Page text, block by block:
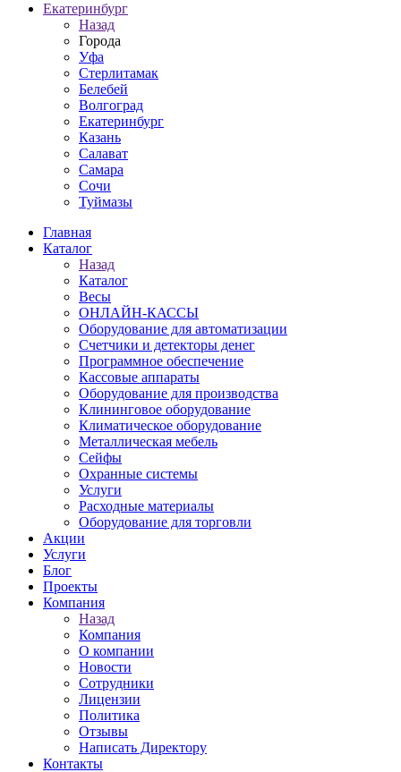
Екатеринбург
Назад
Города
Уфа
Стерлитамак
Белебей
Волгоград
Екатеринбург
Казань
Салават
Самара
Сочи
Туймазы
Главная
Каталог
Назад
Каталог
Весы
ОНЛАЙН-КАССЫ
Оборудование для автоматизации
Счетчики и детекторы денег
Программное обеспечение
Кассовые аппараты
Оборудование для производства
Клининговое оборудование
Климатическое оборудование
Металлическая мебель
Сейфы
Охранные системы
Услуги
Расходные материалы
Оборудование для торговли
Акции
Услуги
Блог
Проекты
Компания
Назад
Компания
О компании
Новости
Сотрудники
Лицензии
Политика
Отзывы
Написать Директору
Контакты